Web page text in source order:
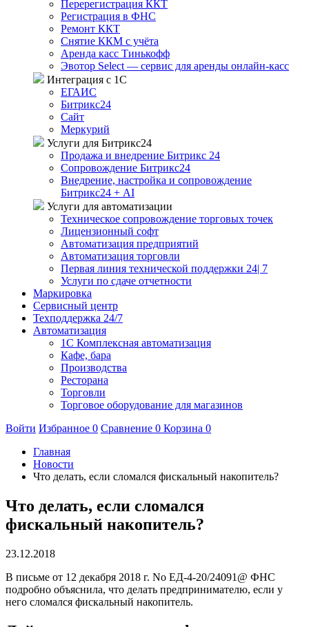
Перерегистрация ККТ
Регистрация в ФНС
Ремонт ККТ
Снятие ККМ с учёта
Аренда касс Тинькофф
Эвотор Select — сервис для аренды онлайн-касс
Интеграция с 1С
ЕГАИС
Битрикс24
Сайт
Меркурий
Услуги для Битрикс24
Продажа и внедрение Битрикс 24
Сопровождение Битрикс24
Внедрение, настройка и сопровождение
Битрикс24 + AI
Услуги для автоматизации
Техническое сопровождение торговых точек
Лицензионный софт
Автоматизация предприятий
Автоматизация торговли
Первая линия технической поддержки 24| 7
Услуги по сдаче отчетности
Маркировка
Сервисный центр
Техподдержка 24/7
Автоматизация
1C Комплексная автоматизация
Кафе, бара
Производства
Ресторана
Торговли
Торговое оборудование для магазинов
Войти Избранное 0 Сравнение 0 Корзина 0
Главная
Новости
Что делать, если сломался фискальный накопитель?
Что делать, если сломался
фискальный накопитель?
23.12.2018
В письме от 12 декабря 2018 г. No ЕД-4-20/24091@ ФНС
подробно объяснила, что делать предпринимателю, если у
него сломался фискальный накопитель.